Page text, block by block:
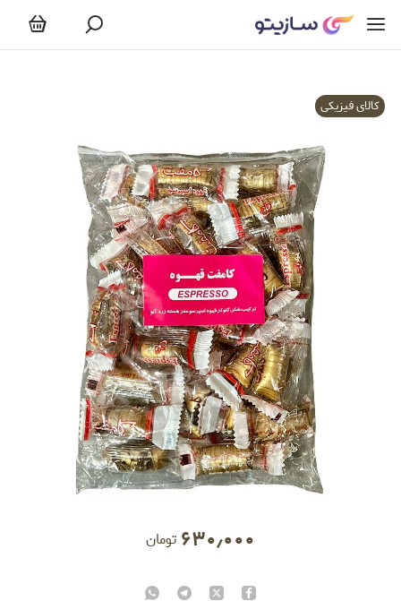
کالای فیزیکی
۶۳۰٫۰۰۰ تومان